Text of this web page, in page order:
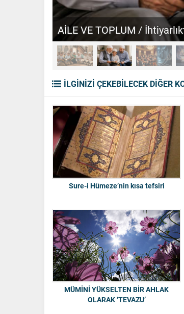
AİLE VE TOPLUM /
İLGİNİZİ ÇEKEBİLECEK DİĞER
Sure-i Hümeze’nin kısa tefsiri
MÜMİNİ YÜKSELTEN BİR AHLAK
OLARAK ‘TEVAZU’